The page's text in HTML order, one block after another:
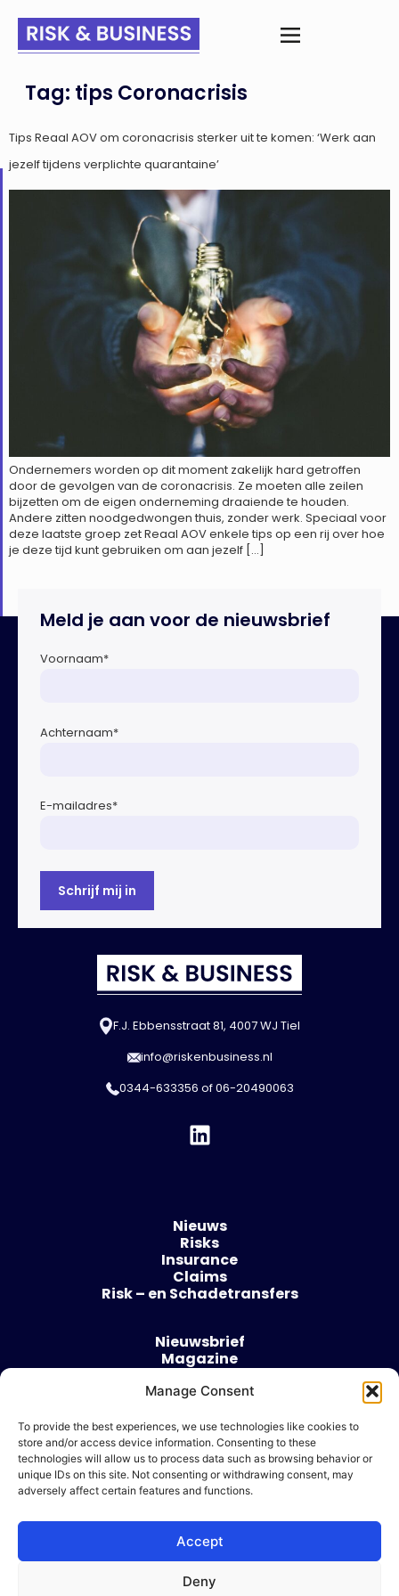
Manage Consent
To provide the best experiences, we use technologies like cookies to
store and/or access device information. Consenting to these
technologies will allow us to process data such as browsing behavior or
unique IDs on this site. Not consenting or withdrawing consent, may
adversely affect certain features and functions.
Accept
Deny
Tag: tips Coronacrisis
Tips Reaal AOV om coronacrisis sterker uit te komen: ‘Werk aan
jezelf tijdens verplichte quarantaine’
Ondernemers worden op dit moment zakelijk hard getroffen
door de gevolgen van de coronacrisis. Ze moeten alle zeilen
bijzetten om de eigen onderneming draaiende te houden.
Andere zitten noodgedwongen thuis, zonder werk. Speciaal voor
deze laatste groep zet Reaal AOV enkele tips op een rij over hoe
je deze tijd kunt gebruiken om aan jezelf […]
Meld je aan voor de nieuwsbrief
Voornaam*
Achternaam*
E-mailadres*
F.J. Ebbensstraat 81, 4007 WJ Tiel
info@riskenbusiness.nl
0344-633356 of06-20490063
Nieuws
Risks
Insurance
Claims
Risk – en Schadetransfers
Nieuwsbrief
Magazine
Over
Algemene voorwaarden
Cookie beleid
Ik wil adverteren